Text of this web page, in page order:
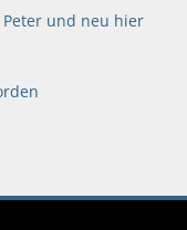
und neu hier